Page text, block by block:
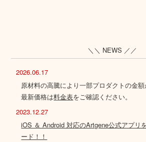
＼＼ NEWS ／／
2026.06.17
原材料の高騰により一部プロダクトの金額
最新価格は料金表をご確認ください。
2023.12.27
iOS ＆ Android 対応のArtgene公式アプリ
ード！！